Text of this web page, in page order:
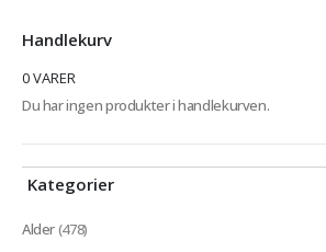
Handlekurv
0 VARER
Du har ingen produkter i handlekurven.
Kategorier
Alder(478)